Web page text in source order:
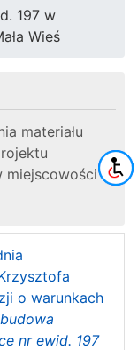
197 w
Wieś
materiału
miejscowości
o warunkach
nr ewid. 197